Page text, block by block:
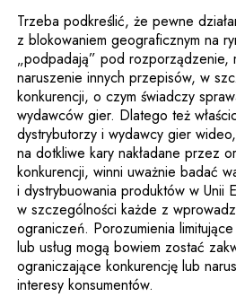
Trzeba podkreślić, że pewne
z blokowaniem geograficznym na
„podpadają” pod rozporządzenie,
naruszenie innych przepisów, w
konkurencji, o czym świadczy
wydawców gier. Dlatego też
dystrybutorzy i wydawcy gier
na dotkliwe kary nakładane przez
konkurencji, winni uważnie badać
i dystrybuowania produktów w Unii
w szczególności każde z
ograniczeń. Porozumienia
lub usług mogą bowiem zostać
ograniczające konkurencję lub
interesy konsumentów.